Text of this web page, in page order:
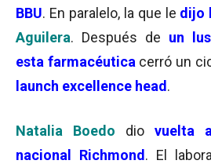
BBU. En paralelo, la que le dijo
Aguilera. Después de un
esta farmacéutica cerró un
launch excellence head .
Natalia Boedo dio vuelta
nacional Richmond . El